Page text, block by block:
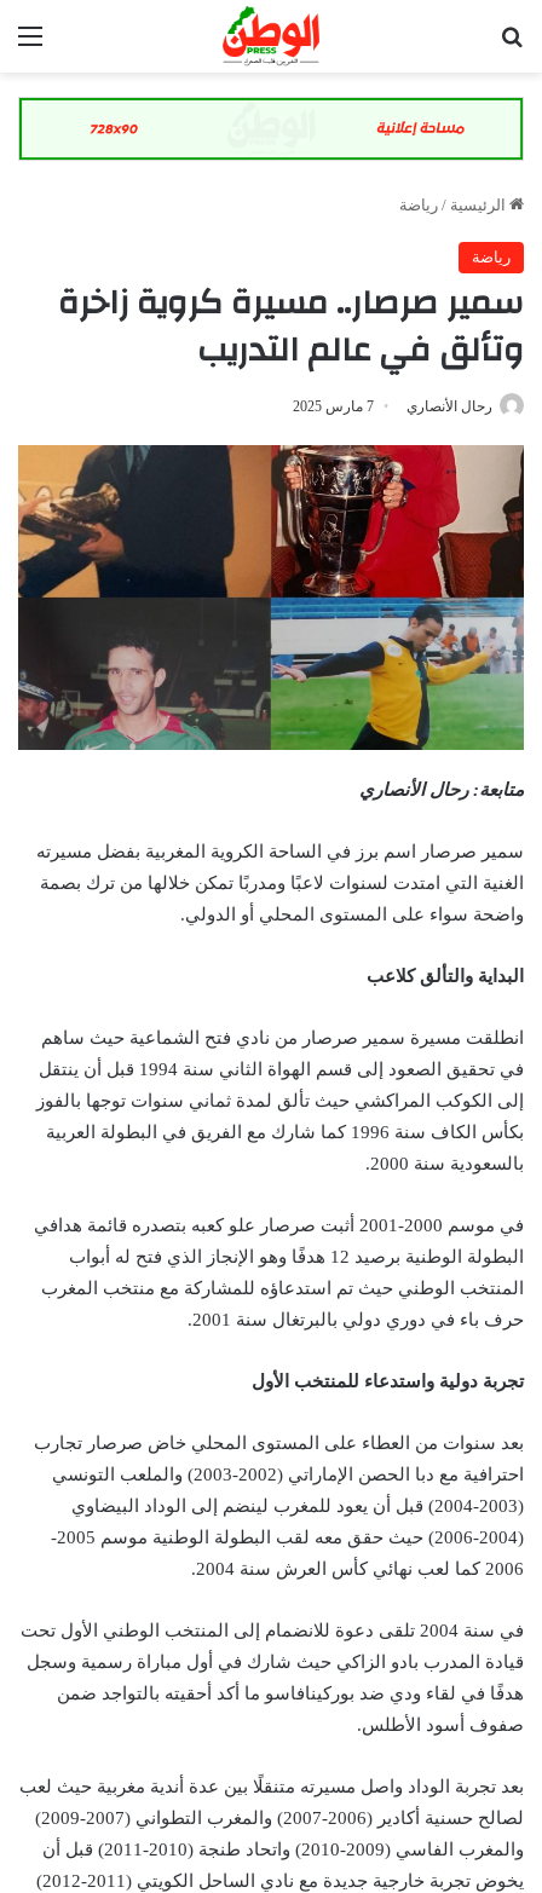
الرئيسية / رياضة
رياضة
سمير صرصار.. مسيرة كروية زاخرة
وتألق في عالم التدريب
رحال الأنصاري 7 مارس 2025
متابعة: رحال الأنصاري
سمير صرصار اسم برز في الساحة الكروية المغربية بفضل مسيرته
الغنية التي امتدت لسنوات لاعبًا ومدربًا تمكن خلالها من ترك بصمة
واضحة سواء على المستوى المحلي أو الدولي.
البداية والتألق كلاعب
انطلقت مسيرة سمير صرصار من نادي فتح الشماعية حيث ساهم
في تحقيق الصعود إلى قسم الهواة الثاني سنة 1994 قبل أن ينتقل
إلى الكوكب المراكشي حيث تألق لمدة ثماني سنوات توجها بالفوز
بكأس الكاف سنة 1996 كما شارك مع الفريق في البطولة العربية
بالسعودية سنة 2000.
في موسم 2000-2001 أثبت صرصار علو كعبه بتصدره قائمة هدافي
البطولة الوطنية برصيد 12 هدفًا وهو الإنجاز الذي فتح له أبواب
المنتخب الوطني حيث تم استدعاؤه للمشاركة مع منتخب المغرب
حرف باء في دوري دولي بالبرتغال سنة 2001.
تجربة دولية واستدعاء للمنتخب الأول
بعد سنوات من العطاء على المستوى المحلي خاض صرصار تجارب
احترافية مع دبا الحصن الإماراتي (2002-2003) والملعب التونسي
(2003-2004) قبل أن يعود للمغرب لينضم إلى الوداد البيضاوي
(2004-2006) حيث حقق معه لقب البطولة الوطنية موسم 2005-
2006 كما لعب نهائي كأس العرش سنة 2004.
في سنة 2004 تلقى دعوة للانضمام إلى المنتخب الوطني الأول تحت
قيادة المدرب بادو الزاكي حيث شارك في أول مباراة رسمية وسجل
هدفًا في لقاء ودي ضد بوركينافاسو ما أكد أحقيته بالتواجد ضمن
صفوف أسود الأطلس.
بعد تجربة الوداد واصل مسيرته متنقلًا بين عدة أندية مغربية حيث لعب
لصالح حسنية أكادير (2006-2007) والمغرب التطواني (2007-2009)
والمغرب الفاسي (2009-2010) واتحاد طنجة (2010-2011) قبل أن
يخوض تجربة خارجية جديدة مع نادي الساحل الكويتي (2011-2012)